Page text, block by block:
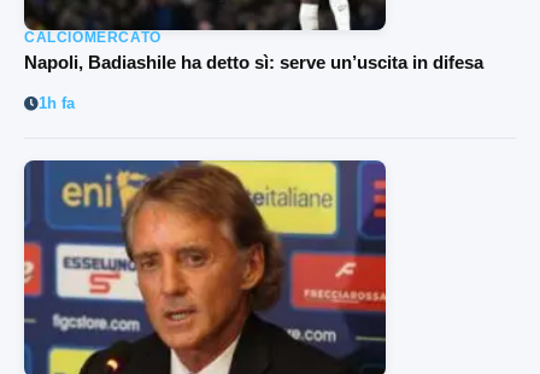
CALCIOMERCATO
Napoli, Badiashile ha detto sì: serve un’uscita in difesa
1h fa